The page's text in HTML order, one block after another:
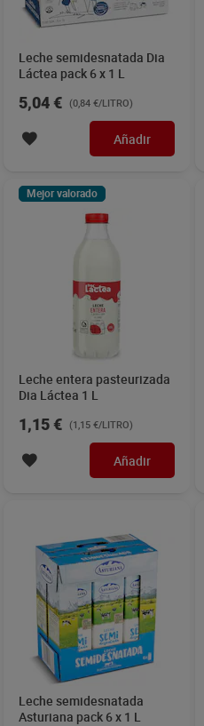
Leche semidesnatada Dia
Láctea pack 6 x 1 L
5,04 € (0,84 €/LITRO)
Añadir
Mejor valorado
Leche entera pasteurizada
Dia Láctea 1 L
1,15 € (1,15 €/LITRO)
Añadir
Leche semidesnatada
Asturiana pack 6 x 1 L